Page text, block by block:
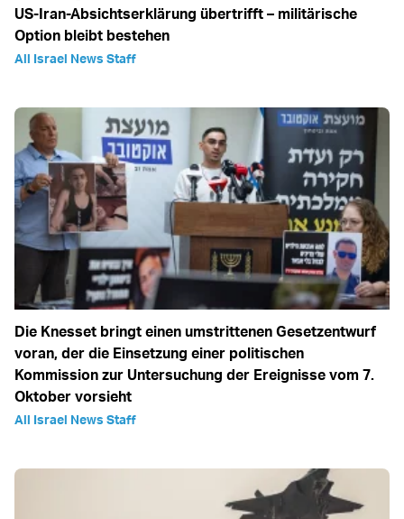
US-Iran-Absichtserklärung übertrifft – militärische
Option bleibt bestehen
All Israel News Staff
Die Knesset bringt einen umstrittenen Gesetzentwurf
voran, der die Einsetzung einer politischen
Kommission zur Untersuchung der Ereignisse vom 7.
Oktober vorsieht
All Israel News Staff